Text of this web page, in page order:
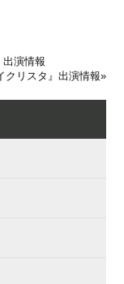
演情報
クリスタ』出演情報»